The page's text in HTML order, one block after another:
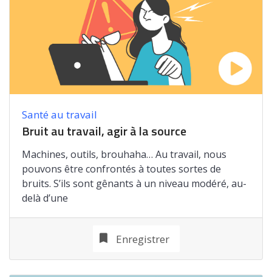
Santé au travail
Bruit au travail, agir à la source
Machines, outils, brouhaha… Au travail, nous
pouvons être confrontés à toutes sortes de
bruits. S’ils sont gênants à un niveau modéré, au-
delà d’une
Enregistrer